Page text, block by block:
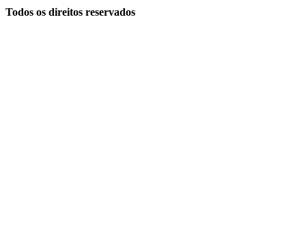
Todos os direitos reservados